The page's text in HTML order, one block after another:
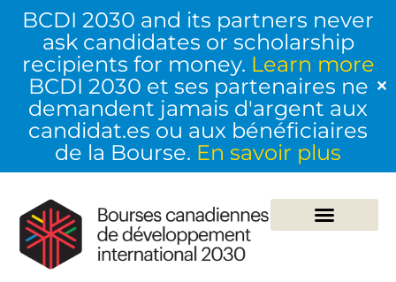
BCDI 2030 and its partners never
ask candidates or scholarship
recipients for money. Learn more
BCDI 2030 et ses partenaires ne
demandent jamais d'argent aux
candidat.es ou aux bénéficiaires
de la Bourse. En savoir plus
✕